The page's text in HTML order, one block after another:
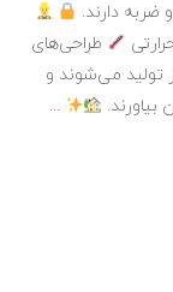
ضربه دارند.
طراحی‌های
تولید می‌شوند و
بیاورند.
...